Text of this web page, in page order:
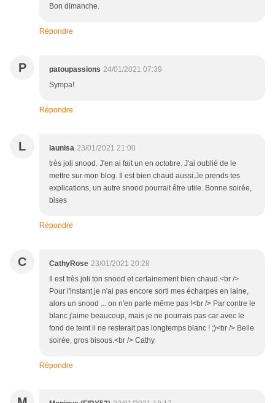
Bon dimanche.
Répondre
P patoupassions 24/01/2021 07:39
Sympa!
Répondre
L launisa 23/01/2021 21:00
très joli snood. J'en ai fait un en octobre. J'ai oublié de le
mettre sur mon blog. Il est bien chaud aussi.Je prends tes
explications, un autre snood pourrait être utile. Bonne soirée,
bises
Répondre
C CathyRose 23/01/2021 20:28
Il est très joli ton snood et certainement bien chaud.<br />
Pour l'instant je n'ai pas encore sorti mes écharpes en laine,
alors un snood ... on n'en parle même pas !<br /> Par contre le
blanc j'aime beaucoup, mais je ne pourrais pas car avec le
fond de teint il ne resterait pas longtemps blanc ! ;)<br /> Belle
soirée, gros bisous.<br /> Cathy
Répondre